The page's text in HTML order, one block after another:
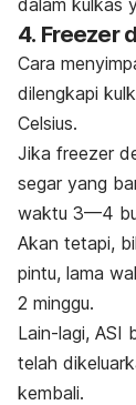
4. Freezer
Cara
dilengkapi
Celsius.
Jika freezer
segar yang
waktu 3—4
Akan tetapi,
pintu, lama
2 minggu.
Lain-lagi, ASI
telah
kembali.